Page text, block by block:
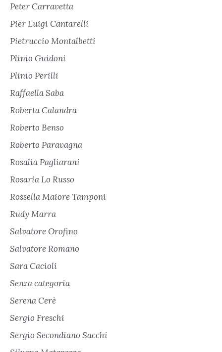
Peter Carravetta
Pier Luigi Cantarelli
Pietruccio Montalbetti
Plinio Guidoni
Plinio Perilli
Raffaella Saba
Roberta Calandra
Roberto Benso
Roberto Paravagna
Rosalia Pagliarani
Rosaria Lo Russo
Rossella Maiore Tamponi
Rudy Marra
Salvatore Orofino
Salvatore Romano
Sara Cacioli
Senza categoria
Serena Cerè
Sergio Freschi
Sergio Secondiano Sacchi